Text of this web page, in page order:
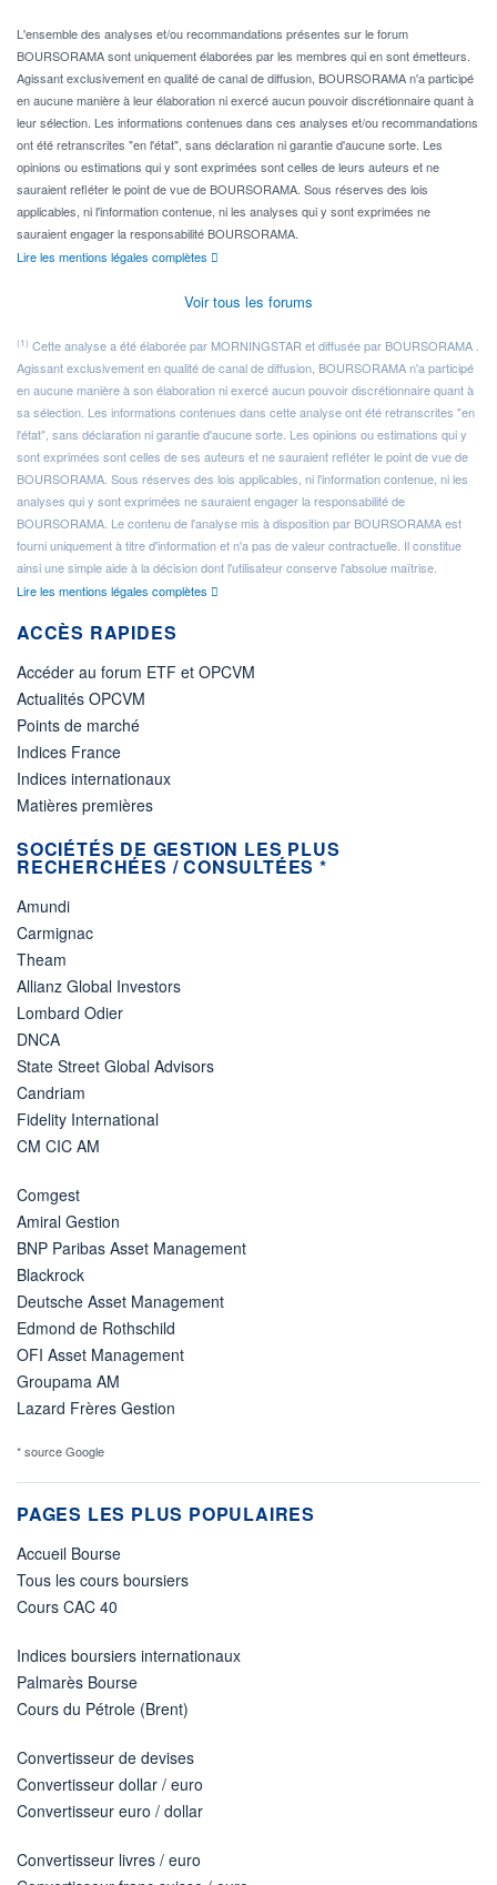
Pour l' ...
L'ensemble des analyses et/ou recommandations présentes sur le forum
BOURSORAMA sont uniquement élaborées par les membres qui en sont émetteurs.
Agissant exclusivement en qualité de canal de diffusion, BOURSORAMA n'a participé
en aucune manière à leur élaboration ni exercé aucun pouvoir discrétionnaire quant à
leur sélection. Les informations contenues dans ces analyses et/ou recommandations
ont été retranscrites "en l'état", sans déclaration ni garantie d'aucune sorte. Les
opinions ou estimations qui y sont exprimées sont celles de leurs auteurs et ne
sauraient refléter le point de vue de BOURSORAMA. Sous réserves des lois
applicables, ni l'information contenue, ni les analyses qui y sont exprimées ne
sauraient engager la responsabilité BOURSORAMA.
Lire les mentions légales complètes
Voir tous les forums
(1) Cette analyse a été élaborée par MORNINGSTAR et diffusée par BOURSORAMA .
Agissant exclusivement en qualité de canal de diffusion, BOURSORAMA n'a participé
en aucune manière à son élaboration ni exercé aucun pouvoir discrétionnaire quant à
sa sélection. Les informations contenues dans cette analyse ont été retranscrites "en
l'état", sans déclaration ni garantie d'aucune sorte. Les opinions ou estimations qui y
sont exprimées sont celles de ses auteurs et ne sauraient refléter le point de vue de
BOURSORAMA. Sous réserves des lois applicables, ni l'information contenue, ni les
analyses qui y sont exprimées ne sauraient engager la responsabilité de
BOURSORAMA. Le contenu de l'analyse mis à disposition par BOURSORAMA est
fourni uniquement à titre d'information et n'a pas de valeur contractuelle. Il constitue
ainsi une simple aide à la décision dont l'utilisateur conserve l'absolue maîtrise.
Lire les mentions légales complètes
ACCÈS RAPIDES
Accéder au forum ETF et OPCVM
Actualités OPCVM
Points de marché
Indices France
Indices internationaux
Matières premières
SOCIÉTÉS DE GESTION LES PLUS
RECHERCHÉES / CONSULTÉES *
Amundi
Carmignac
Theam
Allianz Global Investors
Lombard Odier
DNCA
State Street Global Advisors
Candriam
Fidelity International
CM CIC AM
Comgest
Amiral Gestion
BNP Paribas Asset Management
Blackrock
Deutsche Asset Management
Edmond de Rothschild
OFI Asset Management
Groupama AM
Lazard Frères Gestion
* source Google
PAGES LES PLUS POPULAIRES
Accueil Bourse
Tous les cours boursiers
Cours CAC 40
Indices boursiers internationaux
Palmarès Bourse
Cours du Pétrole (Brent)
Convertisseur de devises
Convertisseur dollar / euro
Convertisseur euro / dollar
Convertisseur livres / euro